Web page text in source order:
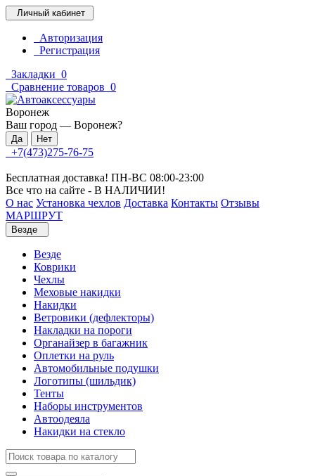
Личный кабинет
Авторизация
Регистрация
Закладки 0
Сравнение товаров 0
Воронеж
Ваш город — Воронеж?
+7(473)275-76-75
Бесплатная доставка! ПН-ВС 08:00-23:00
Все что на сайте - В НАЛИЧИИ!
О нас Установка чехлов Доставка Контакты Отзывы
МАРШРУТ
Везде
Везде
Коврики
Чехлы
Меховые накидки
Накидки
Ветровики (дефлекторы)
Накладки на пороги
Органайзер в багажник
Оплетки на руль
Автомобильные подушки
Логотипы (шильдик)
Тенты
Наборы инструментов
Автоодеяла
Накидки на стекло